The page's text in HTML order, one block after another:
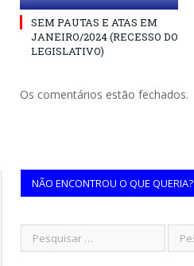
SEM PAUTAS E ATAS EM
JANEIRO/2024 (RECESSO DO
LEGISLATIVO)
Os comentários estão fechados.
NÃO ENCONTROU O QUE QUERIA?